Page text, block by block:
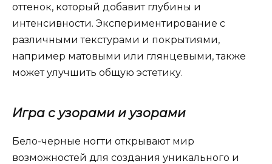
оттенок, который добавит глубины и
интенсивности. Экспериментирование с
различными текстурами и покрытиями,
например матовыми или глянцевыми, также
может улучшить общую эстетику.
Игра с узорами и узорами
Бело-черные ногти открывают мир
возможностей для создания уникального и